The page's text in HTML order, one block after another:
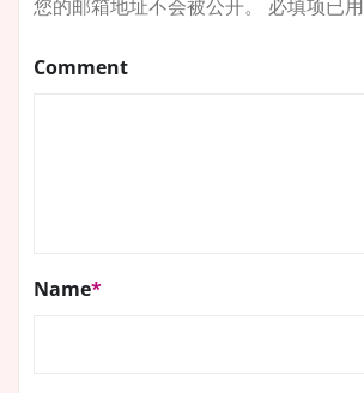
您的邮箱地址不会被公开。 必填项已用
Comment
Name*